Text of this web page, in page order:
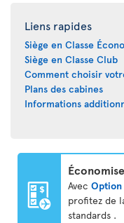
Liens rapides
Siège en Classe
Siège en Classe Club
Comment choisir
Plans des cabines
Informations
Avec Option
profitez de
standards .